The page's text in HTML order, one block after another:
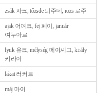
zsák 자크, tőzsde 퇴주데, rozs 로주
ajak 어여크, fej 페이, január
여누아르
lyuk 유크, mélység 메이셰그, király
키라이
lakat 러커트
máj 마이